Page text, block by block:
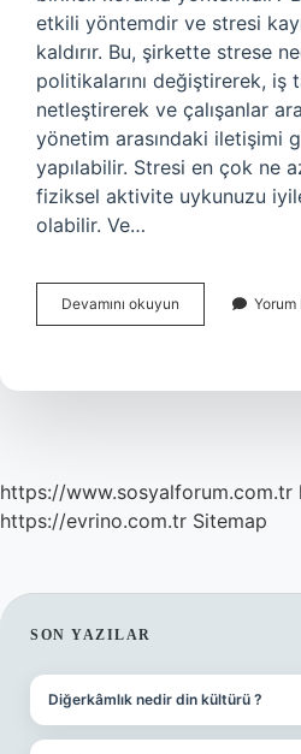
etkili yöntemdir ve stresi
kaldırır. Bu, şirkette strese
politikalarını değiştirerek, iş
netleştirerek ve çalışanlar
yönetim arasındaki iletişimi
yapılabilir. Stresi en çok ne
fiziksel aktivite uykunuzu
olabilir. Ve…
Devamını okuyun Stresten
Korunmada
Yöntem
Yorum
https://www.sosyalforum.com.tr
https://evrino.com.tr Sitemap
SIDEBAR
SON YAZILAR
Diğerkâmlık nedir din kültürü ?